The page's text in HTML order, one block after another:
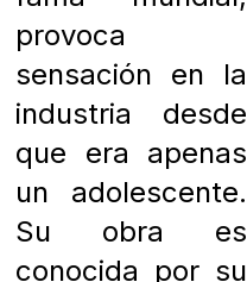
provoca
sensación en la
industria desde
que era apenas
un adolescente.
Su obra es
conocida por su